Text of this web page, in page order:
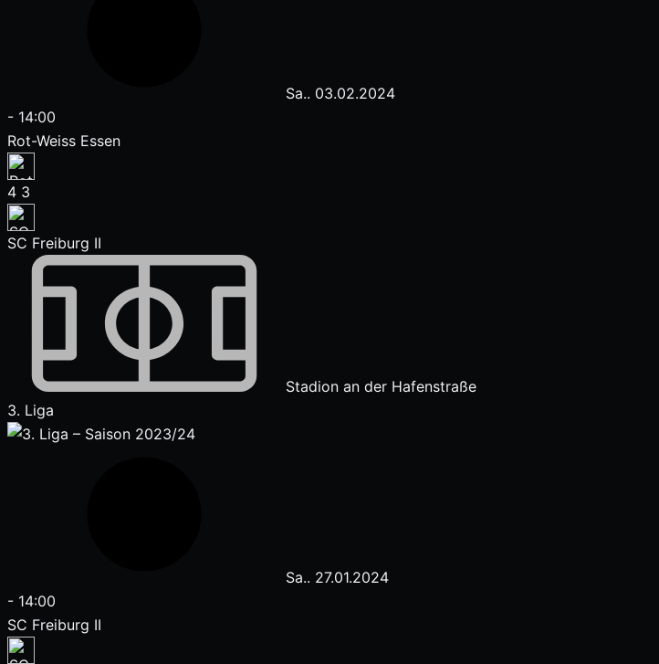
Sa.. 03.02.2024
- 14:00
Rot-Weiss Essen
4 3
SC Freiburg II
Stadion an der Hafenstraße
3. Liga
Sa.. 27.01.2024
- 14:00
SC Freiburg II